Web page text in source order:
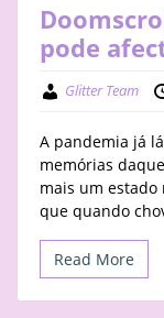
pode
Glitter Team
A pandemia já
memórias
mais um estado
que quando
Read More